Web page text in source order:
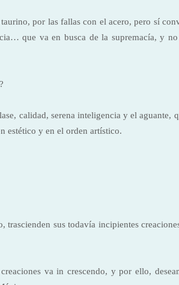
por las fallas con el acero, pero sí
que va en busca de la supremacía, y
calidad, serena inteligencia y el aguante,
estético y en el orden artístico.
sus todavía incipientes
va in crescendo, y por ello,